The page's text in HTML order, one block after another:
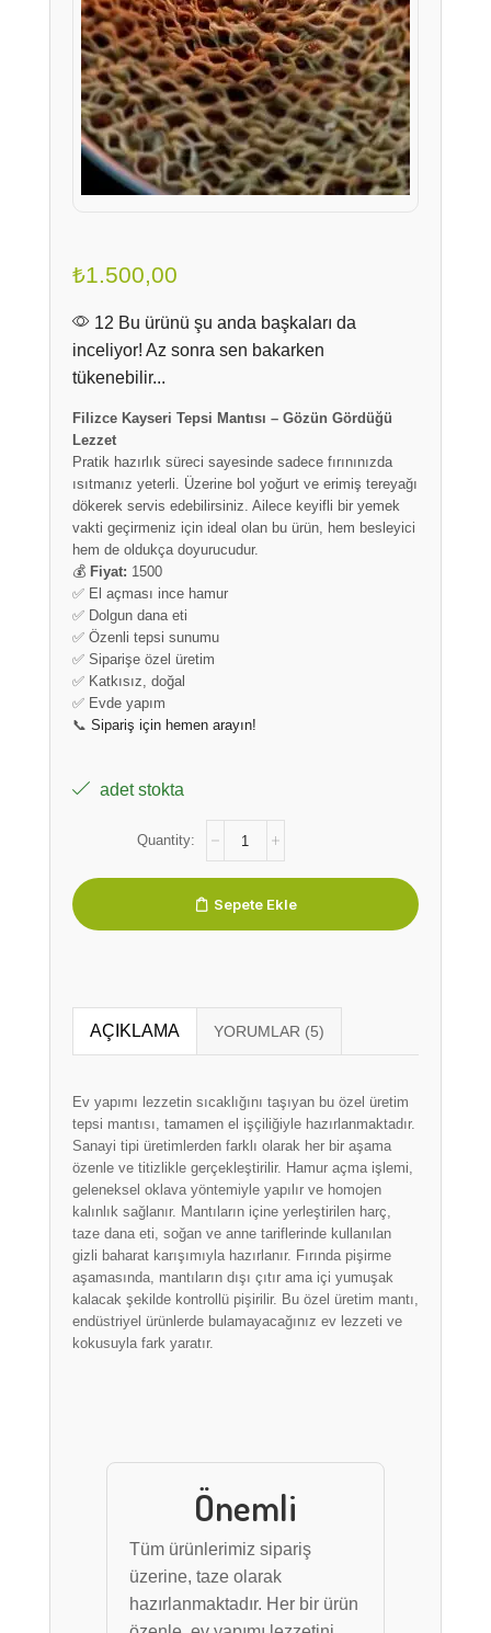
₺1.500,00
12 Bu ürünü şu anda başkaları da
inceliyor! Az sonra sen bakarken
tükenebilir...
Filizce Kayseri Tepsi Mantısı – Gözün Gördüğü
Lezzet
Pratik hazırlık süreci sayesinde sadece fırınınızda
ısıtmanız yeterli. Üzerine bol yoğurt ve erimiş tereyağı
dökerek servis edebilirsiniz. Ailece keyifli bir yemek
vakti geçirmeniz için ideal olan bu ürün, hem besleyici
hem de oldukça doyurucudur.
💰 Fiyat: 1500
✅ El açması ince hamur
✅ Dolgun dana eti
✅ Özenli tepsi sunumu
✅ Siparişe özel üretim
✅ Katkısız, doğal
✅ Evde yapım
📞 Sipariş için hemen arayın!
adet stokta
Sepete Ekle
AÇIKLAMA
Ev yapımı lezzetin sıcaklığını taşıyan bu özel üretim
tepsi mantısı, tamamen el işçiliğiyle hazırlanmaktadır.
Sanayi tipi üretimlerden farklı olarak her bir aşama
özenle ve titizlikle gerçekleştirilir. Hamur açma işlemi,
geleneksel oklava yöntemiyle yapılır ve homojen
kalınlık sağlanır. Mantıların içine yerleştirilen harç,
taze dana eti, soğan ve anne tariflerinde kullanılan
gizli baharat karışımıyla hazırlanır. Fırında pişirme
aşamasında, mantıların dışı çıtır ama içi yumuşak
kalacak şekilde kontrollü pişirilir. Bu özel üretim mantı,
endüstriyel ürünlerde bulamayacağınız ev lezzeti ve
kokusuyla fark yaratır.
Önemli
Tüm ürünlerimiz sipariş
üzerine, taze olarak
hazırlanmaktadır. Her bir ürün